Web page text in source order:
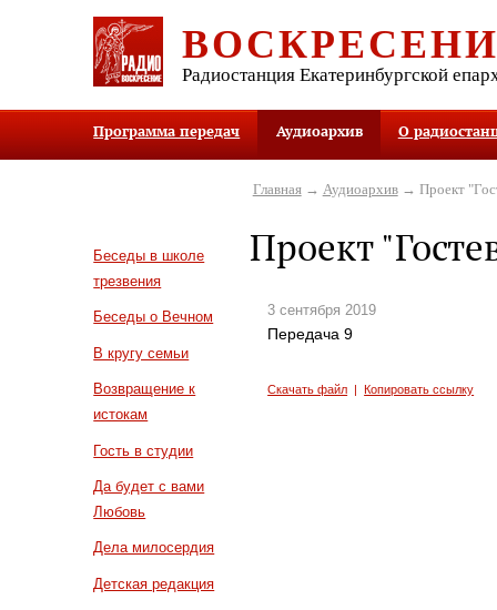
Радиостанция Екатеринбургской
Программа передач Аудиоархив О
Беседы в школе
трезвения
Беседы о Вечном
В кругу семьи
Возвращение к
истокам
Гость в студии
Да будет с вами
Любовь
Дела милосердия
Детская редакция
Главная→ Аудиоархив→ Проект
Проект
3 сентября 2019
Передача 9
Скачать файл |Копировать ссылку